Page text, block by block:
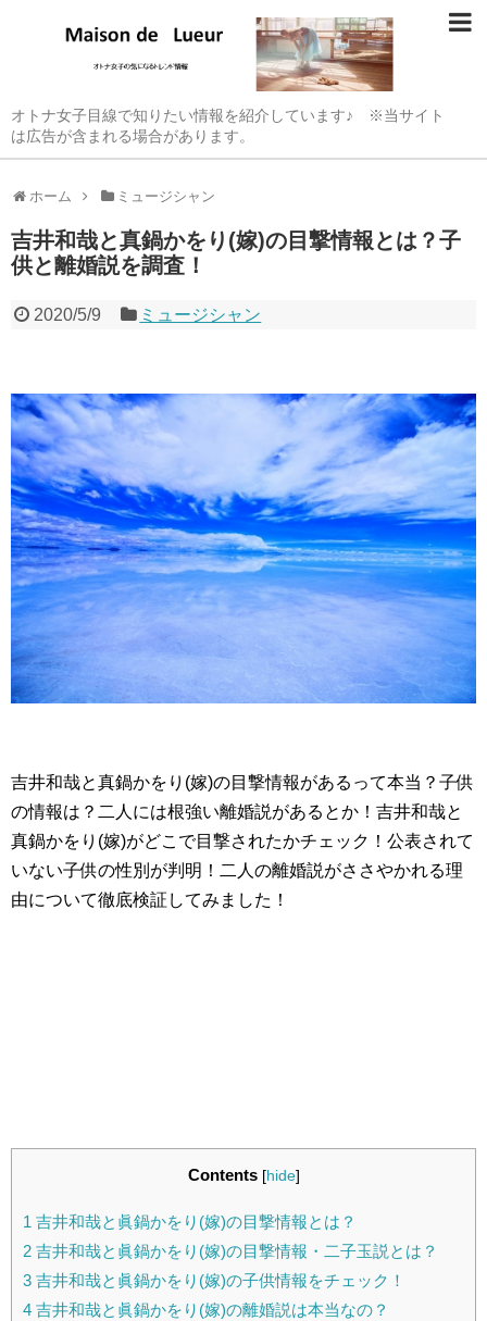
オトナ女子目線で知りたい情報を紹介しています♪ ※当サイト
は広告が含まれる場合があります。
ホーム ミュージシャン
吉井和哉と真鍋かをり(嫁)の目撃情報とは？子
供と離婚説を調査！
2020/5/9 ミュージシャン
吉井和哉と真鍋かをり(嫁)の目撃情報があるって本当？子供
の情報は？二人には根強い離婚説があるとか！吉井和哉と
真鍋かをり(嫁)がどこで目撃されたかチェック！公表されて
いない子供の性別が判明！二人の離婚説がささやかれる理
由について徹底検証してみました！
Contents [hide]
1 吉井和哉と眞鍋かをり(嫁)の目撃情報とは？
2 吉井和哉と眞鍋かをり(嫁)の目撃情報・二子玉説とは？
3 吉井和哉と眞鍋かをり(嫁)の子供情報をチェック！
4 吉井和哉と眞鍋かをり(嫁)の離婚説は本当なの？